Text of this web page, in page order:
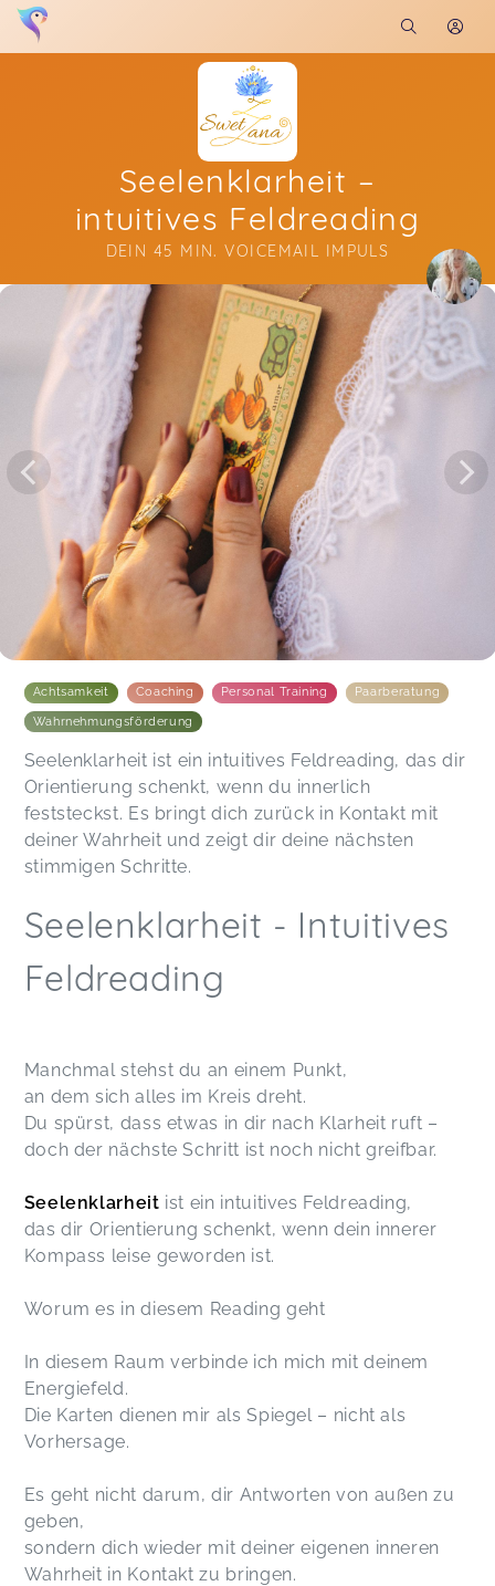
Seelenklarheit –
intuitives Feldreading
DEIN 45 MIN. VOICEMAIL IMPULS
Soon you will learn more about me here...
Achtsamkeit Coaching Personal Training Paarberatung
Wahrnehmungsförderung
Seelenklarheit ist ein intuitives Feldreading, das dir
Orientierung schenkt, wenn du innerlich
feststeckst. Es bringt dich zurück in Kontakt mit
deiner Wahrheit und zeigt dir deine nächsten
stimmigen Schritte.
Seelenklarheit - Intuitives
Feldreading
Manchmal stehst du an einem Punkt,
an dem sich alles im Kreis dreht.
Du spürst, dass etwas in dir nach Klarheit ruft –
doch der nächste Schritt ist noch nicht greifbar.
Seelenklarheit ist ein intuitives Feldreading,
das dir Orientierung schenkt, wenn dein innerer
Kompass leise geworden ist.
Worum es in diesem Reading geht
In diesem Raum verbinde ich mich mit deinem
Energiefeld.
Die Karten dienen mir als Spiegel – nicht als
Vorhersage.
Es geht nicht darum, dir Antworten von außen zu
geben,
sondern dich wieder mit deiner eigenen inneren
Wahrheit in Kontakt zu bringen.